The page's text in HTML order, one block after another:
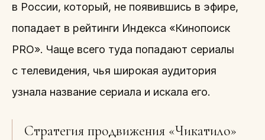
в России, который, не появившись в эфире,
попадает в рейтинги Индекса «Кинопоиск
PRO». Чаще всего туда попадают сериалы
с телевидения, чья широкая аудитория
узнала название сериала и искала его.
Стратегия продвижения «Чикатило»